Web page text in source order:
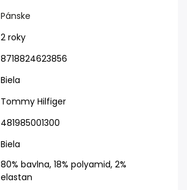
Pánske
2 roky
8718824623856
Biela
Tommy Hilfiger
481985001300
Biela
80% bavlna, 18% polyamid, 2%
elastan